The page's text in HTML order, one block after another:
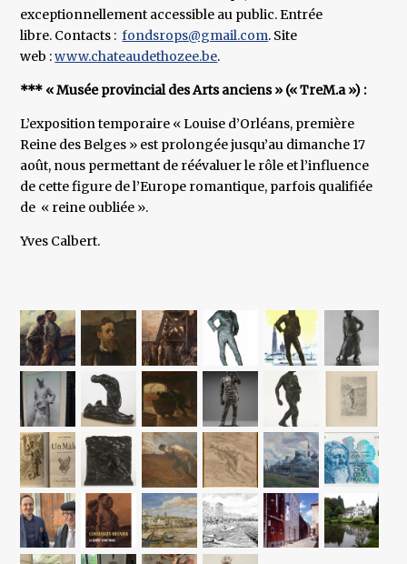
exceptionnellement accessible au public. Entrée
libre. Contacts :fondsrops@gmail.com. Site
web :www.chateaudethozee.be.
*** « Musée provincial des Arts anciens » (« TreM.a ») :
L’exposition temporaire « Louise d’Orléans, première
Reine des Belges » est prolongée jusqu’au dimanche 17
août, nous permettant de réévaluer le rôle et l’influence
de cette figure de l’Europe romantique, parfois qualifiée
de « reine oubliée ».
Yves Calbert.